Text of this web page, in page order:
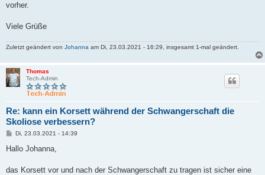
vorher.
Viele Grüße
Zuletzt geändert von Johanna am Di, 23.03.2021 - 16:29, insgesamt 1-mal geändert.
Thomas
Tech-Admin
Re: kann ein Korsett während der Schwangerschaft die
Skoliose verbessern?
B
i
a
Di, 23.03.2021 - 14:39
Hallo Johanna,
das Korsett vor und nach der Schwangerschaft zu tragen ist sicher eine